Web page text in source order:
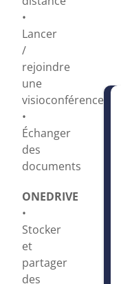
•
Lancer
/
rejoindre
une
visioconférence
•
Échanger
des
documents
ONEDRIVE
•
Stocker
et
partager
des